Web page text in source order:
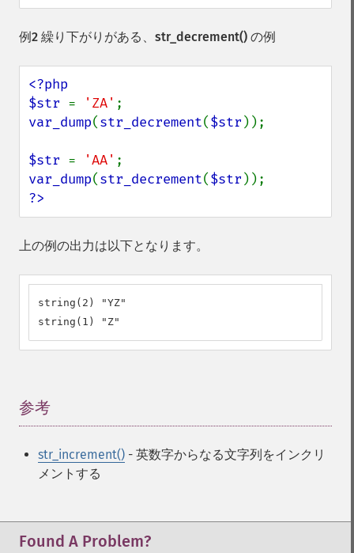
例2 繰り下がりがある、 str_decrement() の例
<?php
$str = 'ZA'
var_dump(str_decrement($str ));
$str = 'AA'
var_dump(str_decrement($str
?>
上の例の出力は以下となります。
string(2) "YZ"
string(1) "Z"
参考
str_increment() - 英数字からなる文字列をインクリ
メントする
Found A Problem?